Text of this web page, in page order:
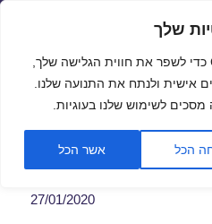
פתח
שלך
אנו משתמשים בקובצי Cookie כדי לשפר את חווית הגלישה שלך,
אישית ולנתח את התנועה שלנו.
לשימוש שלנו בעוגיות.
הכל אשר הכל
– שער יציג
תפריטים
ווידג'טים
01/2020
27/01/2020